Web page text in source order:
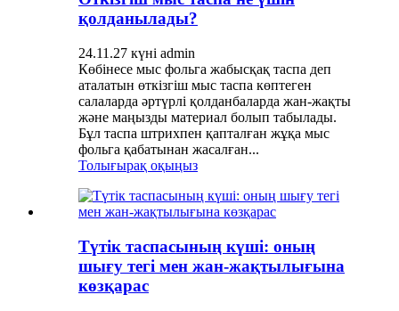
қолданылады?
24.11.27 күні admin
Көбінесе мыс фольга жабысқақ таспа деп
аталатын өткізгіш мыс таспа көптеген
салаларда әртүрлі қолданбаларда жан-жақты
және маңызды материал болып табылады.
Бұл таспа штрихпен қапталған жұқа мыс
фольга қабатынан жасалған...
Толығырақ оқыңыз
Түтік таспасының күші: оның
шығу тегі мен жан-жақтылығына
көзқарас